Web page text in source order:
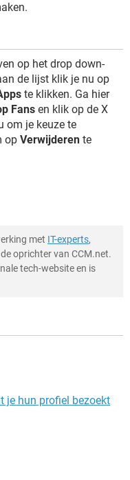
op het drop down-
de lijst klik je nu op
te klikken. Ga hier
Fans en klik op de X
om je keuze te
op Verwijderen te
met IT-experts,
oprichter van CCM.net.
tech-website en is
je hun profiel bezoekt